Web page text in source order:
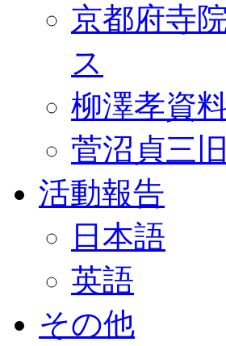
京都府寺
ス
柳澤孝資
菅沼貞三
活動報告
日本語
英語
その他